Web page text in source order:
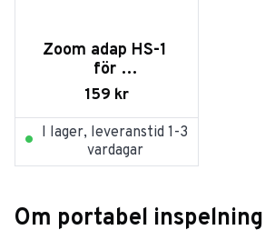
Zoom adap HS-1
för
H1/H2/H4/H6+vide
159 kr
I lager, leveranstid 1-3
vardagar
Om portabel inspelning